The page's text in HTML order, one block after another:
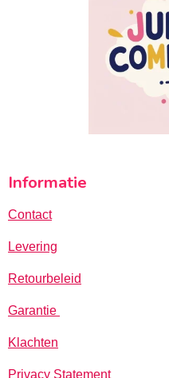
Informatie
Contact
Levering
Retourbeleid
Garantie
Klachten
Privacy Statement